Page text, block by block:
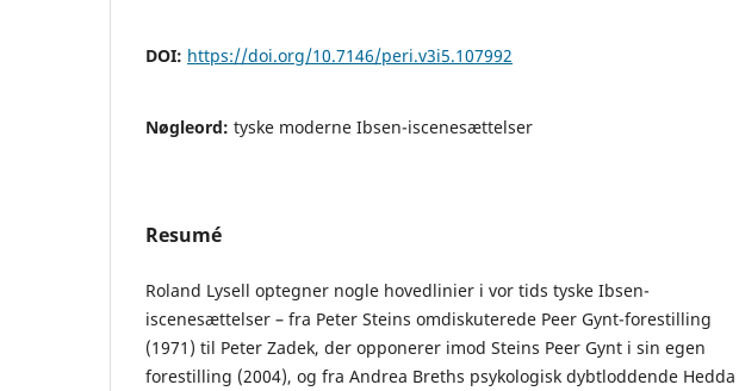
DOI: https://doi.org/10.7146/peri.v3i5.107992
Nøgleord: tyske moderne Ibsen-iscenesættelser
Resumé
Roland Lysell optegner nogle hovedlinier i vor tids tyske Ibsen-
iscenesættelser – fra Peter Steins omdiskuterede Peer Gynt-forestilling
(1971) til Peter Zadek, der opponerer imod Steins Peer Gynt i sin egen
forestilling (2004), og fra Andrea Breths psykologisk dybtloddende Hedda